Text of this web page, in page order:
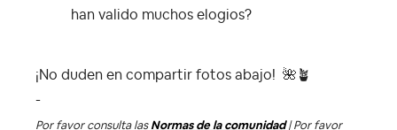
han valido muchos elogios?
¡No duden en compartir fotos abajo! 🌺 🪴
-
Por favor consulta las Normas de la comunidad| Por favor